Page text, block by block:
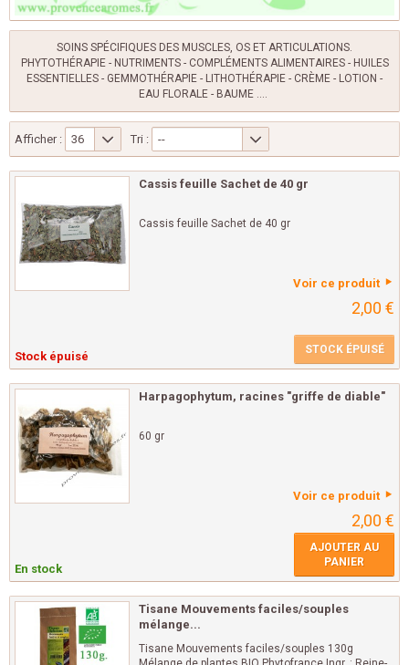
SOINS SPÉCIFIQUES DES MUSCLES, OS ET ARTICULATIONS.
PHYTOTHÉRAPIE - NUTRIMENTS - COMPLÉMENTS ALIMENTAIRES - HUILES
ESSENTIELLES - GEMMOTHÉRAPIE - LITHOTHÉRAPIE - CRÈME - LOTION -
EAU FLORALE - BAUME ....
Afficher : 36 Tri : --
Cassis feuille Sachet de 40 gr
Cassis feuille Sachet de 40 gr
Voir ce produit
2,00 €
Stock épuisé STOCK ÉPUISÉ
Harpagophytum, racines "griffe de diable"
60 gr
Voir ce produit
2,00 €
En stock
AJOUTER AU
PANIER
Tisane Mouvements faciles/souples
mélange...
Tisane Mouvements faciles/souples 130g